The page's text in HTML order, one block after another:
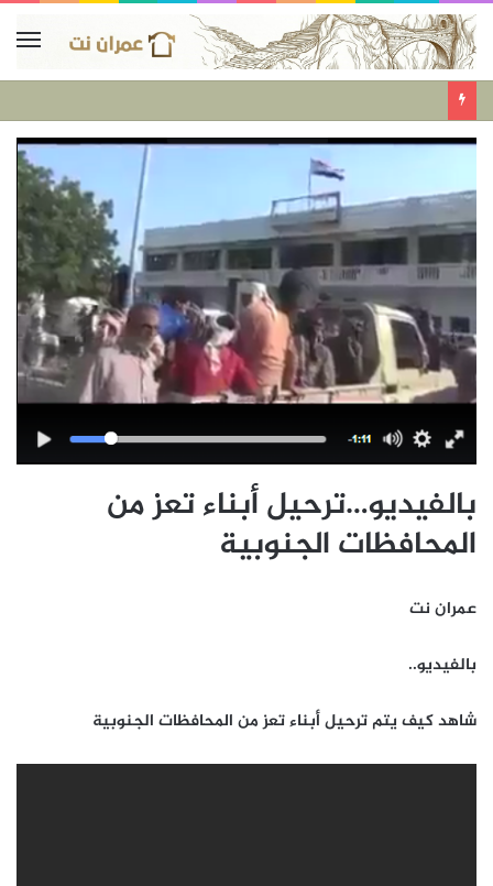
بالفيديو…ترحيل أبناء تعز من
المحافظات الجنوبية
عمران نت
بالفيديو..
شاهد كيف يتم ترحيل أبناء تعز من المحافظات الجنوبية